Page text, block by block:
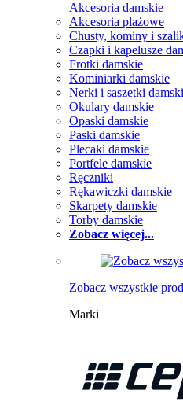
Akcesoria damskie
Akcesoria plażowe
Chusty, kominy i
Czapki i kapelusze
Frotki damskie
Kominiarki damskie
Nerki i saszetki
Okulary damskie
Opaski damskie
Paski damskie
Plecaki damskie
Portfele damskie
Ręczniki
Rękawiczki damskie
Skarpety damskie
Torby damskie
Zobacz więcej...
Zobacz wszystkie
Marki